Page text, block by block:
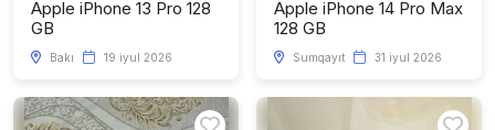
Apple iPhone 13 Pro 128
GB
Bakı 19 iyul 2026
Apple iPhone 14 Pro Max
128 GB
Sumqayıt 31 iyul 2026